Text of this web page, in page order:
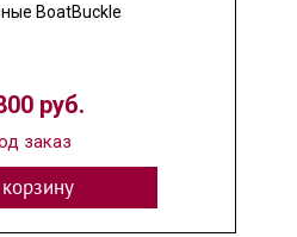
BoatBuckle
руб.
заказ